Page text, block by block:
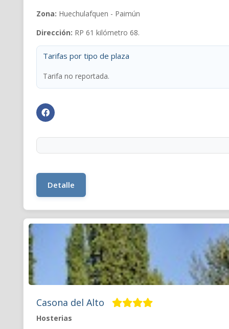
Zona: Huechulafquen - Paimún
Dirección: RP 61 kilómetro 68.
Tarifas por tipo de plaza
Tarifa no reportada.
Detalle
Casona del Alto
Hosterias